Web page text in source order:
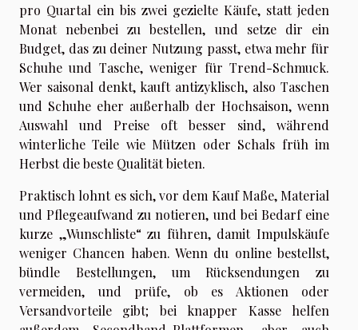
pro Quartal ein bis zwei gezielte Käufe, statt jeden
Monat nebenbei zu bestellen, und setze dir ein
Budget, das zu deiner Nutzung passt, etwa mehr für
Schuhe und Tasche, weniger für Trend-Schmuck.
Wer saisonal denkt, kauft antizyklisch, also Taschen
und Schuhe eher außerhalb der Hochsaison, wenn
Auswahl und Preise oft besser sind, während
winterliche Teile wie Mützen oder Schals früh im
Herbst die beste Qualität bieten.
Praktisch lohnt es sich, vor dem Kauf Maße, Material
und Pflegeaufwand zu notieren, und bei Bedarf eine
kurze „Wunschliste“ zu führen, damit Impulskäufe
weniger Chancen haben. Wenn du online bestellst,
bündle Bestellungen, um Rücksendungen zu
vermeiden, und prüfe, ob es Aktionen oder
Versandvorteile gibt; bei knapper Kasse helfen